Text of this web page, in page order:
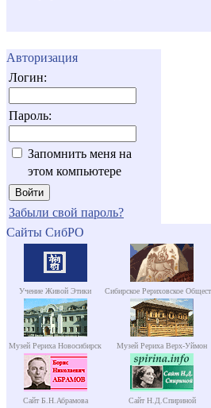
Авторизация
Логин:
Пароль:
Запомнить меня на
этом компьютере
Забыли свой пароль?
Сайты СибРО
Учение Живой Этики Сибирское Рериховское
Музей Рериха Новосибирск Музей Рериха Верх-Уймон
Сайт Б.Н.Абрамова Сайт Н.Д.Спириной